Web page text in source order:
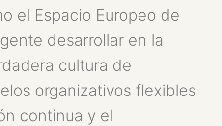
el Espacio Europeo de
desarrollar en la
cultura de
organizativos flexibles
continua y el